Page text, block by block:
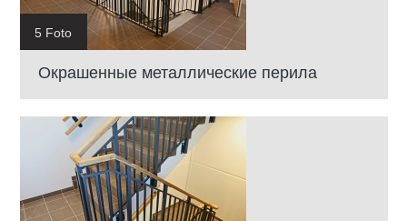
5 Foto
Окрашенные металлические перила